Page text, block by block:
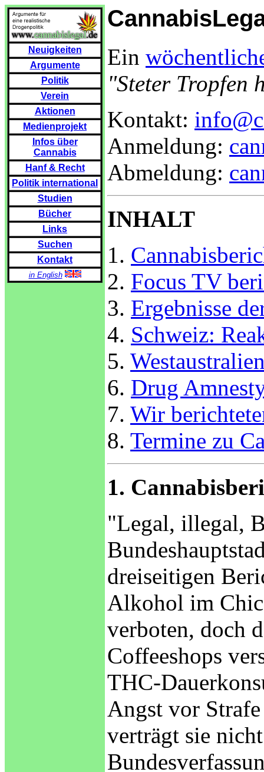
Neuigkeiten
Argumente
Politik
Verein
Aktionen
Medienprojekt
Infos über
Cannabis
Hanf & Recht
Politik international
Studien
Bücher
Links
Suchen
Kontakt
in English
Ein
"Steter Tropfen
Kontakt:
Anmeldung:
Abmeldung:
INHALT
1.
2. Focus TV
3. Ergebnisse
4. Schweiz:
5.
6. Drug
7. Wir
8. Termine zu
1.
"Legal, illegal,
dreiseitigen
Alkohol im
verboten, doch
Coffeeshops
THC-
Angst vor
verträgt sie